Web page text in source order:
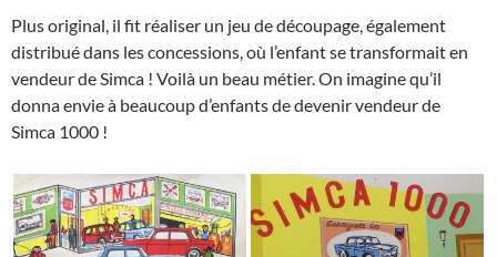
Plus original, il fit réaliser un jeu de découpage, également
distribué dans les concessions, où l’enfant se transformait en
vendeur de Simca ! Voilà un beau métier. On imagine qu’il
donna envie à beaucoup d’enfants de devenir vendeur de
Simca 1000 !